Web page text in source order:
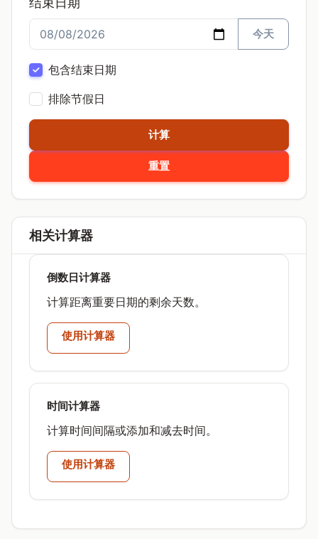
今天
包含结束日期
排除节假日
重置
计算
相关计算器
倒数日计算器
计算距离重要日期的剩余天数。
使用计算器
时间计算器
计算时间间隔或添加和减去时间。
使用计算器